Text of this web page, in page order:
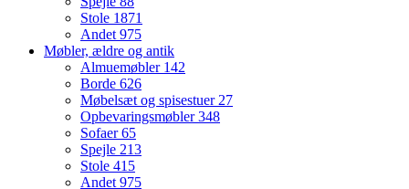
Stole 1871
Andet 975
Møbler, ældre og antik
Almuemøbler 142
Borde 626
Møbelsæt og spisestuer 27
Opbevaringsmøbler348
Sofaer65
Spejle 213
Stole 415
Andet 975